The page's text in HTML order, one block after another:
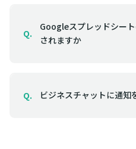
Q.
Googleスプレッドシー
されますか
Q. ビジネスチャットに通知